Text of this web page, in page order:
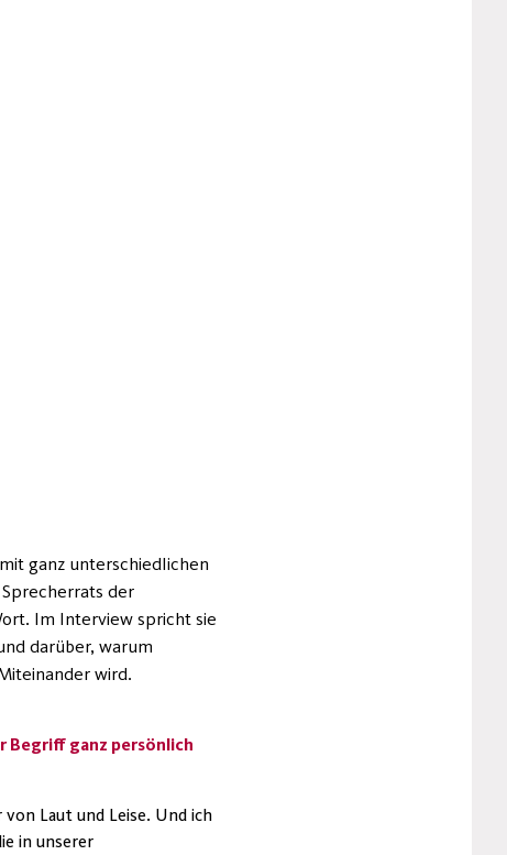
ganz unterschiedlichen
der
Im Interview spricht sie
darüber, warum
wird.
Begriff ganz persönlich
Laut und Leise. Und ich
in unserer